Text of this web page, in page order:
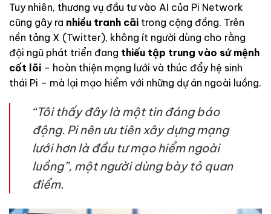
Tuy nhiên, thương vụ đầu tư vào AI của Pi Network
cũng gây ra nhiều tranh cãi trong cộng đồng. Trên
nền tảng X (Twitter), không ít người dùng cho rằng
đội ngũ phát triển đang thiếu tập trung vào sứ mệnh
cốt lõi – hoàn thiện mạng lưới và thúc đẩy hệ sinh
thái Pi – mà lại mạo hiểm với những dự án ngoài luồng.
“Tôi thấy đây là một tin đáng báo
động. Pi nên ưu tiên xây dựng mạng
lưới hơn là đầu tư mạo hiểm ngoài
luồng”, một người dùng bày tỏ quan
điểm.